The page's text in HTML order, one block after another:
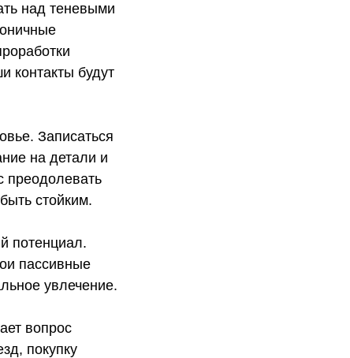
над теневыми
контакты будут
Записаться
на детали и
преодолевать
стойким.
потенциал.
пассивные
увлечение.
вопрос
покупку